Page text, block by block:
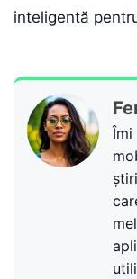
inteligentă
Îmi